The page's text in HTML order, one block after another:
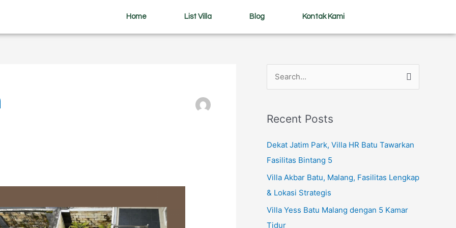
Home List Villa Blog Kontak Kami
r
c
h
Recent Posts
Dekat Jatim Park, Villa HR Batu Tawarkan
Fasilitas Bintang 5
Villa Akbar Batu, Malang, Fasilitas Lengkap
& Lokasi Strategis
Villa Yess Batu Malang dengan 5 Kamar
Tidur